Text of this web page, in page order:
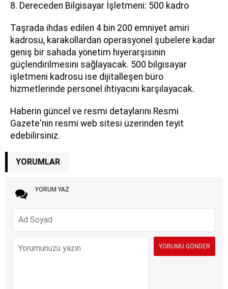
8. Dereceden Bilgisayar İşletmeni: 500 kadro
Taşrada ihdas edilen 4 bin 200 emniyet amiri
kadrosu, karakollardan operasyonel şubelere kadar
geniş bir sahada yönetim hiyerarşisinin
güçlendirilmesini sağlayacak. 500 bilgisayar
işletmeni kadrosu ise dijitalleşen büro
hizmetlerinde personel ihtiyacını karşılayacak.
Haberin güncel ve resmi detaylarını Resmi
Gazete'nin resmi web sitesi üzerinden teyit
edebilirsiniz.
YORUMLAR
YORUM YAZ